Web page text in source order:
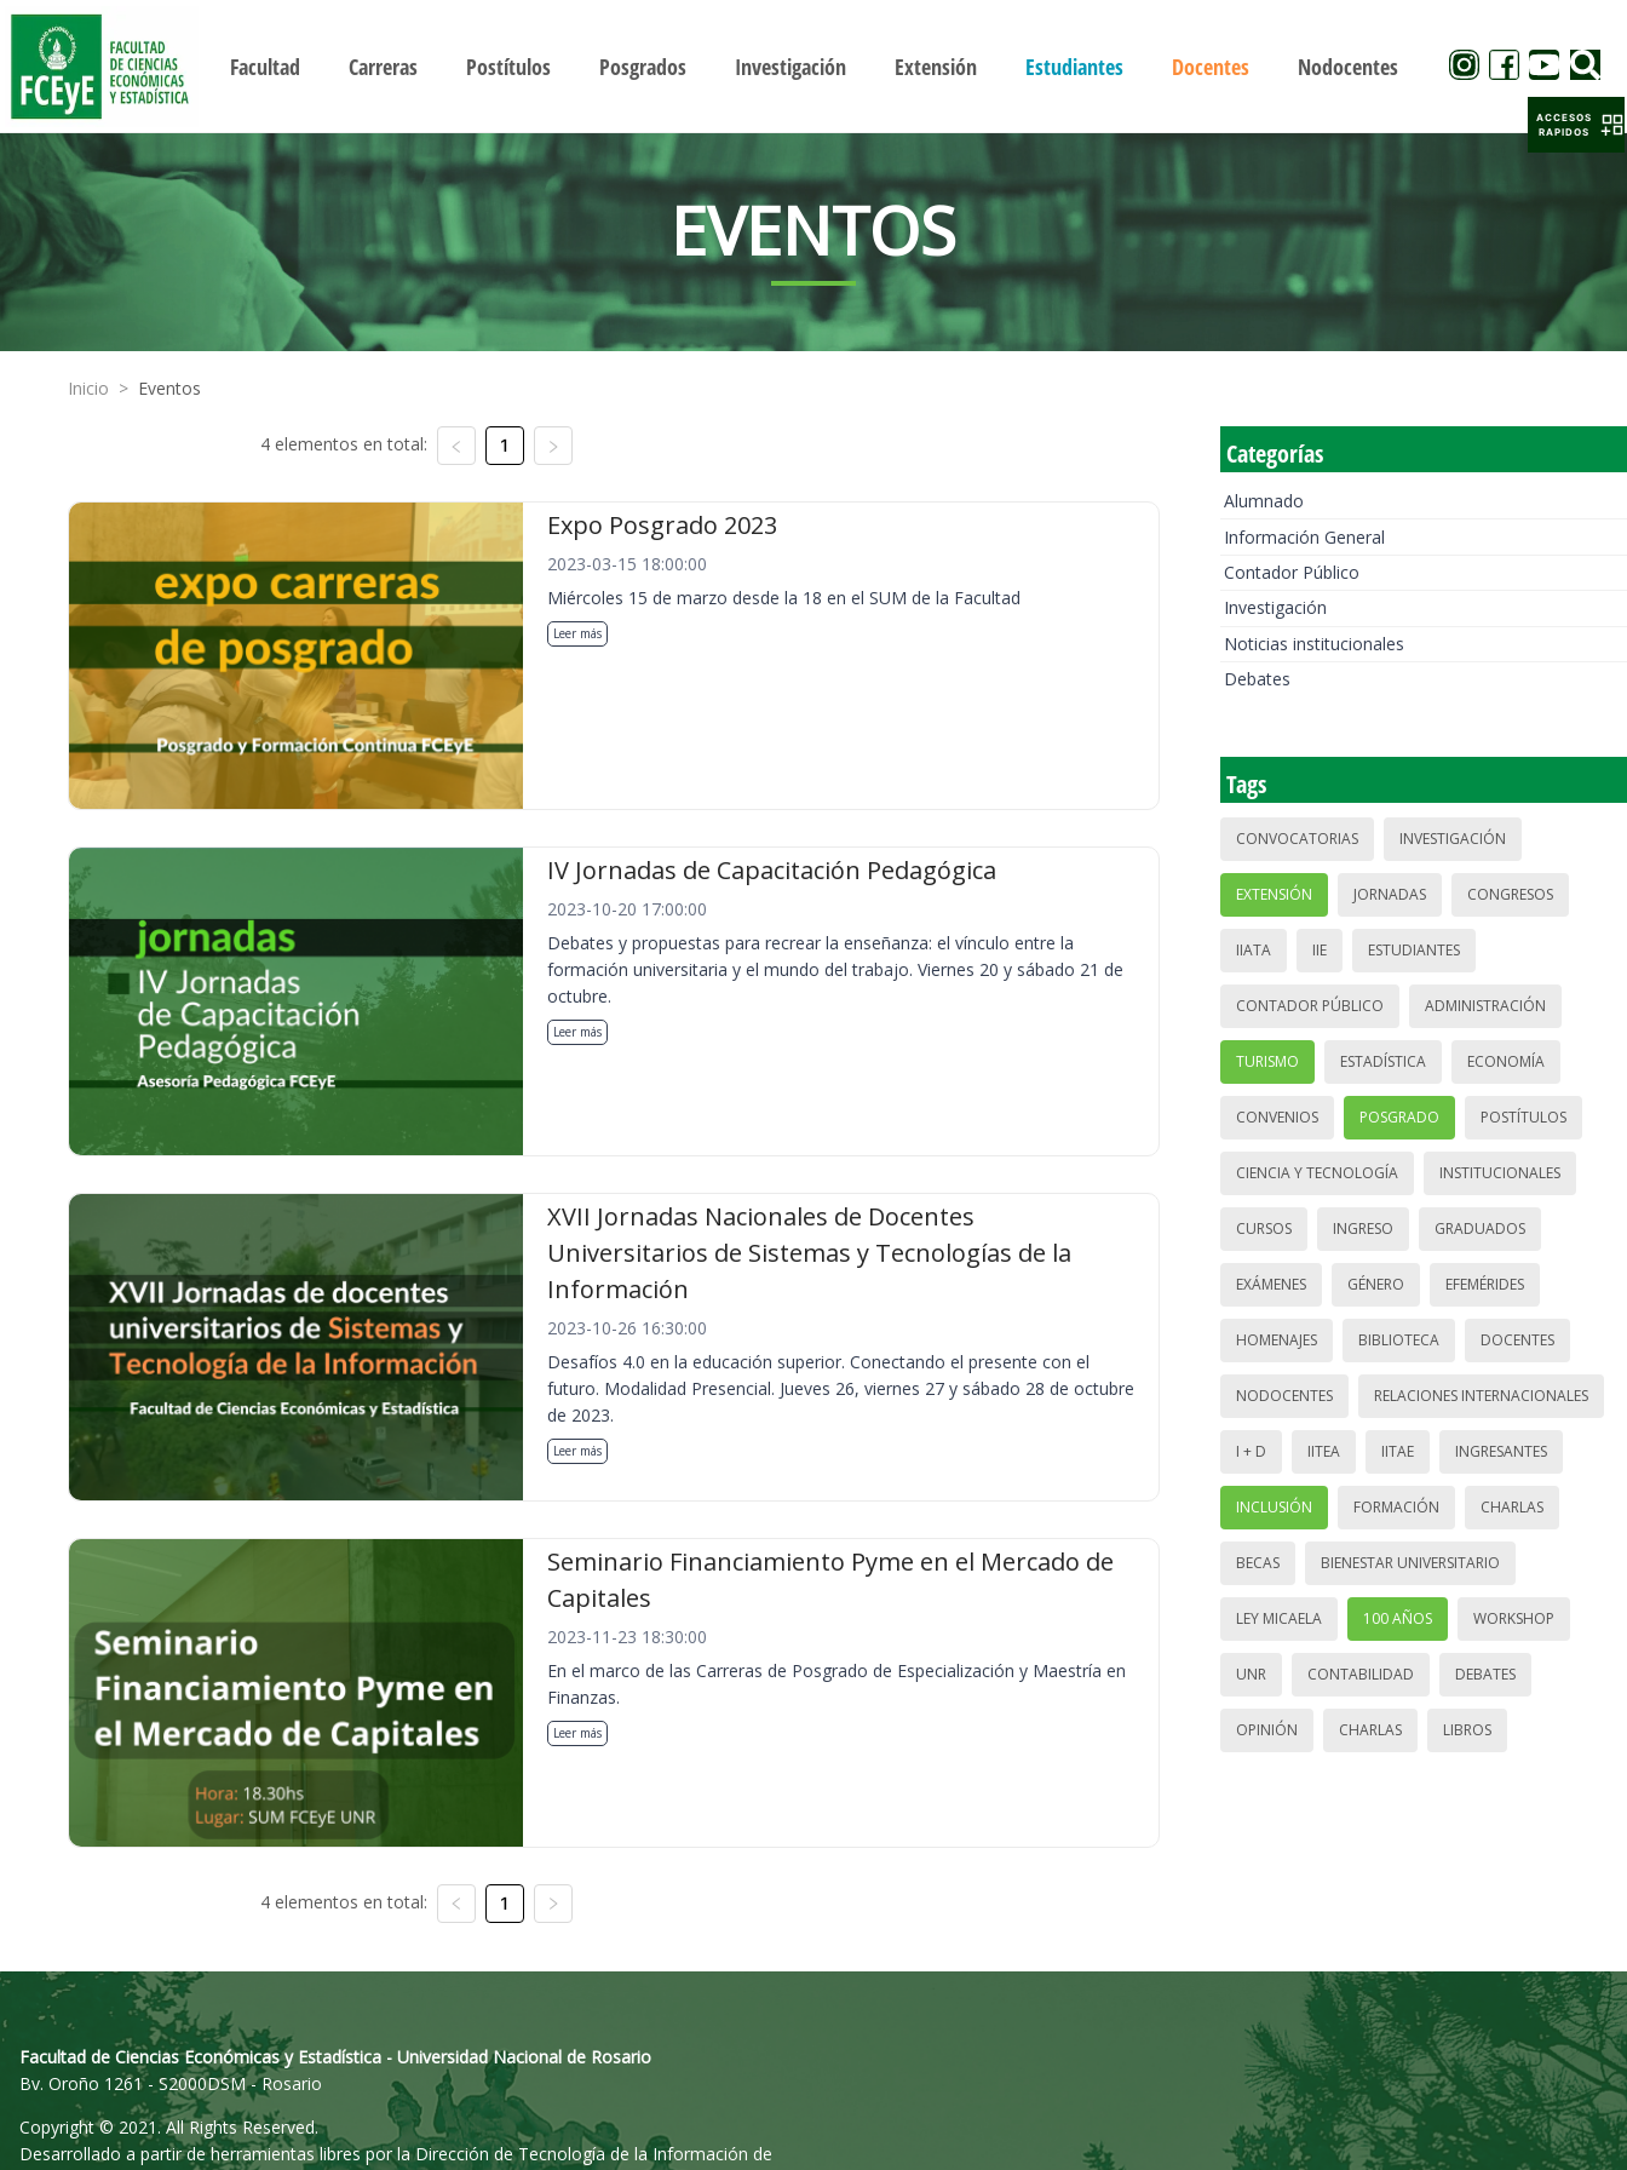
Facultad Carreras Postítulos Posgrados Investigación Extensión Estudiantes Docentes Nodocentes
EVENTOS
Inicio > Eventos
4 elementos en total: 1
Expo Posgrado 2023
2023-03-15 18:00:00
Miércoles 15 de marzo desde la 18 en el SUM de la Facultad
Leer más
IV Jornadas de Capacitación Pedagógica
2023-10-20 17:00:00
Debates y propuestas para recrear la enseñanza: el vínculo entre la
formación universitaria y el mundo del trabajo. Viernes 20 y sábado 21 de
octubre.
Leer más
XVII Jornadas Nacionales de Docentes
Universitarios de Sistemas y Tecnologías de la
Información
2023-10-26 16:30:00
Desafíos 4.0 en la educación superior. Conectando el presente con el
futuro. Modalidad Presencial. Jueves 26, viernes 27 y sábado 28 de octubre
de 2023.
Leer más
Seminario Financiamiento Pyme en el Mercado de
Capitales
2023-11-23 18:30:00
En el marco de las Carreras de Posgrado de Especialización y Maestría en
Finanzas.
Leer más
4 elementos en total: 1
Categorías
Alumnado
Información General
Contador Público
Investigación
Noticias institucionales
Debates
Tags
CONVOCATORIAS INVESTIGACIÓN
EXTENSIÓN JORNADAS CONGRESOS
IIATA IIE ESTUDIANTES
CONTADOR PÚBLICO ADMINISTRACIÓN
TURISMO ESTADÍSTICA ECONOMÍA
CONVENIOS POSGRADO POSTÍTULOS
CIENCIA Y TECNOLOGÍA INSTITUCIONALES
CURSOS INGRESO GRADUADOS
EXÁMENES GÉNERO EFEMÉRIDES
HOMENAJES BIBLIOTECA DOCENTES
NODOCENTES RELACIONES INTERNACIONALES
I + D IITEA IITAE INGRESANTES
INCLUSIÓN FORMACIÓN CHARLAS
BECAS BIENESTAR UNIVERSITARIO
LEY MICAELA 100 AÑOS WORKSHOP
UNR CONTABILIDAD DEBATES
OPINIÓN CHARLAS LIBROS
Facultad de Ciencias Económicas y Estadística - Universidad Nacional de Rosario
Bv. Oroño 1261 - S2000DSM - Rosario
Copyright © 2021. All Rights Reserved.
Desarrollado a partir de herramientas libres por la Dirección de Tecnología de la Información de
ACCESOS
RAPIDOS